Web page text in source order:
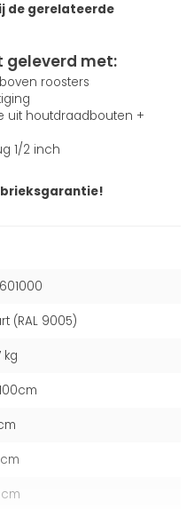
de gerelateerde
geleverd met:
roosters
uit houtdraadbouten +
1/2 inch
(RAL 9005)
kg
cm